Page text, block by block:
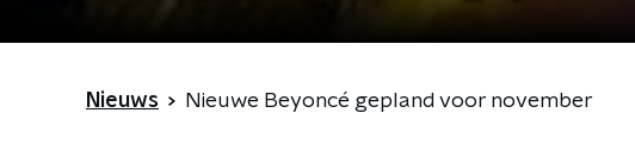
Nieuws Nieuwe Beyoncé gepland voor november